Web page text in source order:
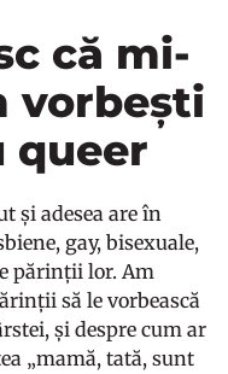
că mi-
vorbești
queer
și adesea are în
gay, bisexuale,
părinții lor. Am
să le vorbească
și despre cum ar
„mamă, tată, sunt